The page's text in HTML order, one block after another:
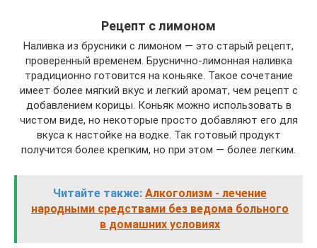
Рецепт с лимоном
Наливка из брусники с лимоном — это старый рецепт,
проверенный временем. Бруснично-лимонная наливка
традиционно готовится на коньяке. Такое сочетание
имеет более мягкий вкус и легкий аромат, чем рецепт с
добавлением корицы. Коньяк можно использовать в
чистом виде, но некоторые просто добавляют его для
вкуса к настойке на водке. Так готовый продукт
получится более крепким, но при этом — более легким.
Читайте также: Алкоголизм - лечение
народными средствами без ведома больного
в домашних условиях